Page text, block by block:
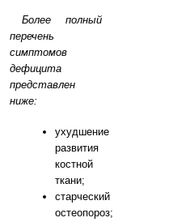
Более полный
перечень
симптомов
дефицита
представлен
ниже:
ухудшение
развития
костной
ткани;
старческий
остеопороз;